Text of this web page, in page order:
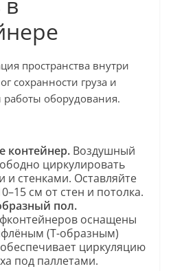
пространства внутри
сохранности груза и
работы оборудования.
контейнер.Воздушный
циркулировать
и стенками. Оставляйте
см от стен и потолка.
пол.
оснащены
(Т-образным)
циркуляцию
под паллетами.